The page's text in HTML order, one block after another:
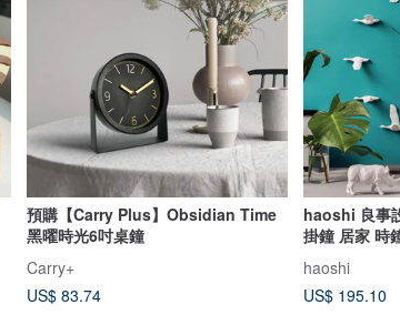
預購【Carry Plus】Obsidian Time
黑曜時光6吋桌鐘
Carry+
US$ 83.74
haoshi 良事
掛鐘 居家 時
haoshi
US$ 195.10